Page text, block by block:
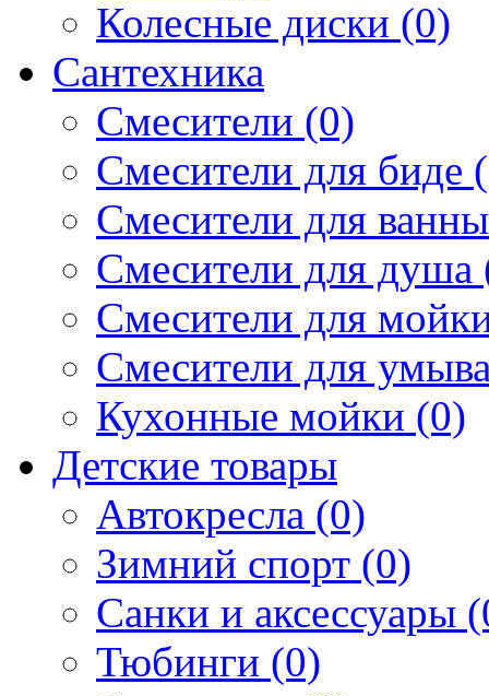
Колесные диски (0)
Сантехника
Смесители (0)
Смесители для биде
Смесители для
Смесители для душа
Смесители для
Смесители для
Кухонные мойки (0)
Детские товары
Автокресла (0)
Зимний спорт (0)
Санки и аксессуары
Тюбинги (0)